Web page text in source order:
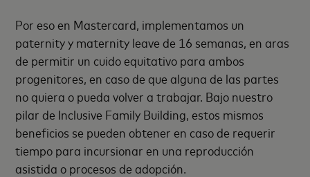
Por eso en Mastercard, implementamos un
paternity y maternity leave de 16 semanas, en aras
de permitir un cuido equitativo para ambos
progenitores, en caso de que alguna de las partes
no quiera o pueda volver a trabajar. Bajo nuestro
pilar de Inclusive Family Building, estos mismos
beneficios se pueden obtener en caso de requerir
tiempo para incursionar en una reproducción
asistida o procesos de adopción.